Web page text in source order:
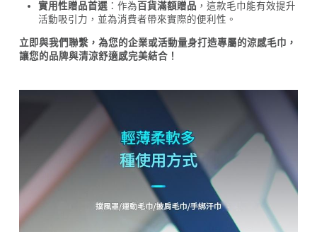
實用性贈品首選：作為 百貨滿額贈品 ，這款毛巾能有效提升
活動吸引力，並為消費者帶來實際的便利性。
立即與我們聯繫，為您的企業或活動量身打造專屬的涼感毛巾，
讓您的品牌與清涼舒適感完美結合！